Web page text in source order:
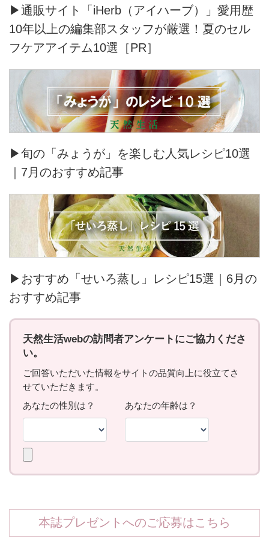
▶通販サイト「iHerb（アイハーブ）」愛用歴
10年以上の編集部スタッフが厳選！夏のセル
フケアアイテム10選［PR］
▶旬の「みょうが」を楽しむ人気レシピ10選
｜7月のおすすめ記事
▶おすすめ「せいろ蒸し」レシピ15選｜6月の
おすすめ記事
本誌プレゼントへのご応募はこちら